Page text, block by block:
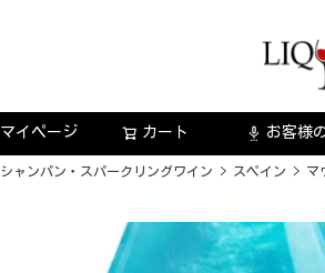
マイページ カート settings_voice お客様
シャンパン・スパークリングワイン スペイン マ